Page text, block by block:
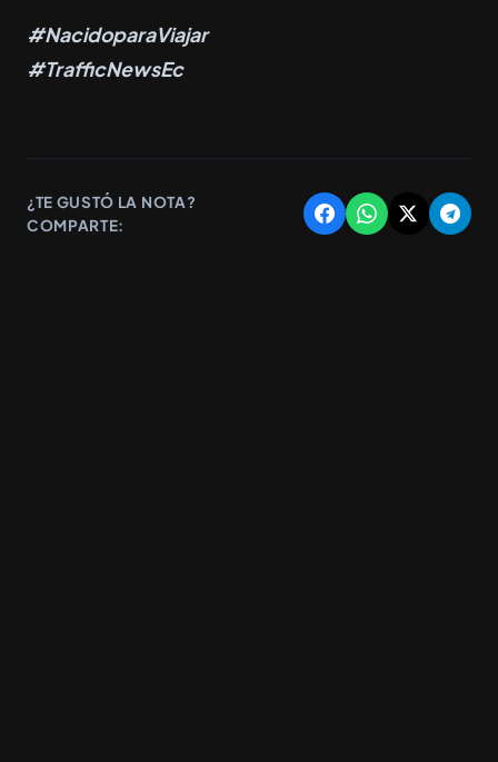
#NacidoparaViajar
#TrafficNewsEc
¿TE GUSTÓ LA NOTA?
COMPARTE: